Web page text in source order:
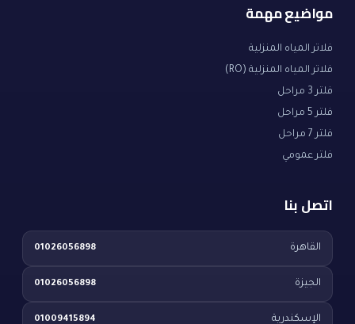
مواضيع مهمة
فلاتر المياه المنزلية
فلاتر المياه المنزلية (RO)
فلتر 3 مراحل
فلتر 5 مراحل
فلتر 7 مراحل
فلتر عمومي
اتصل بنا
القاهرة 01026056898
الجيزة 01026056898
الإسكندرية 01009415894